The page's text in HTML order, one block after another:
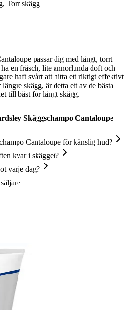
Torr skägg
passar dig med långt, torrt
en fräsch, lite annorlunda doft och
haft svårt att hitta ett riktigt effektivt
skägg, är detta ett av de bästa
till bäst för långt skägg.
Skäggschampo Cantaloupe
Cantaloupe för känslig hud?
kvar i skägget?
varje dag?